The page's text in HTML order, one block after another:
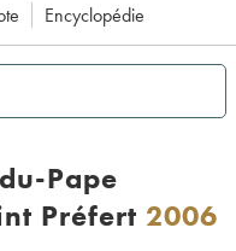
Encyclopédie
Pape
Préfert 2006